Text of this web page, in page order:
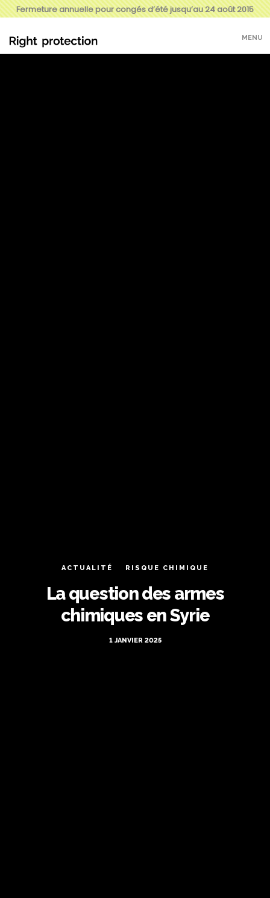
Fermeture annuelle pour congés d’été jusqu’au 24 août 2015
MENU
ACTUALITÉ RISQUE CHIMIQUE
La question des armes
chimiques en Syrie
1 JANVIER 2025